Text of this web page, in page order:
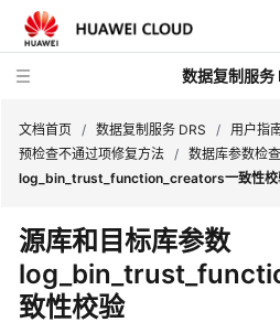
数据复制服务
动
态
产
文档首页 / 数据复制服务 DRS / 用户指
预检查不通过项修复方法 / 数据库参数检查
log_bin_trust_function_creators一致性校
源库和目标库参数
致性校验